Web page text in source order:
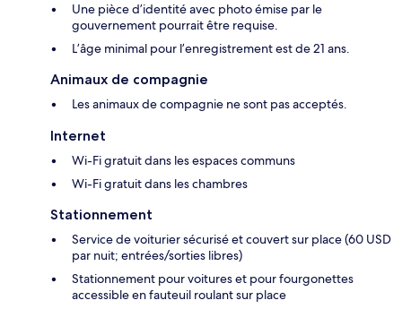
Une pièce d’identité avec photo émise par le
gouvernement pourrait être requise.
L’âge minimal pour l’enregistrement est de 21 ans.
Animaux de compagnie
Les animaux de compagnie ne sont pas acceptés.
Internet
Wi-Fi gratuit dans les espaces communs
Wi-Fi gratuit dans les chambres
Stationnement
Service de voiturier sécurisé et couvert sur place (60 USD
par nuit; entrées/sorties libres)
Stationnement pour voitures et pour fourgonettes
accessible en fauteuil roulant sur place